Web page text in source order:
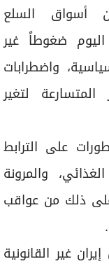
أسواق السلع
ضغوطاً غير
واضطرابات
لتغير
على الترابط
والمرونة
على ذلك من عواقب
غير القانونية